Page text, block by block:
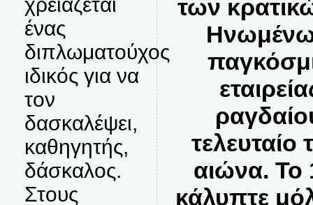
ένας
διπλωματούχος
ιδικός για να
τον
δασκαλέψει,
καθηγητής,
δάσκαλος.
Στους
των
τελευταίο
αιώνα. Το
κάλυπτε